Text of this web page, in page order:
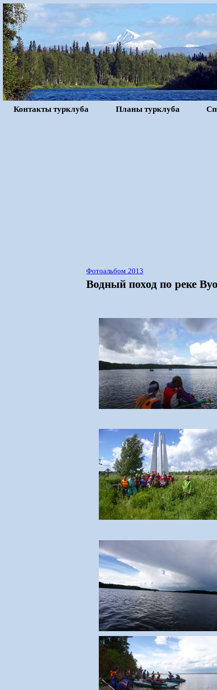
Контакты турклуба Планы турклуба
Фотоальбом 2013
Водный поход по реке